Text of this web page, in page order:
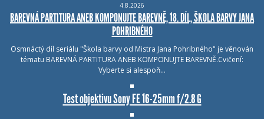
4.8.2026
BAREVNÁ PARTITURA ANEB KOMPONUJTE BAREVNĚ, 18. DÍL, ŠKOLA BARVY JANA
POHRIBNÉHO
Osmnáctý díl seriálu "Škola barvy od Mistra Jana Pohribného" je věnován
tématu BAREVNÁ PARTITURA ANEB KOMPONUJTE BAREVNĚ.Cvičení:
Vyberte si alespoň…
Test objektivu Sony FE 16-25mm f/2.8 G